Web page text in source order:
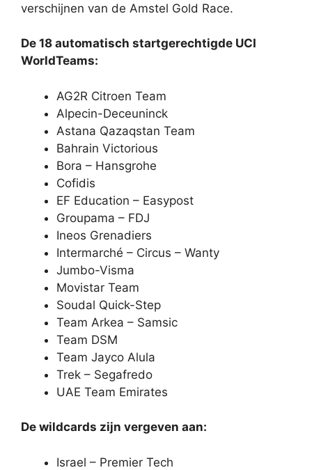
verschijnen van de Amstel Gold Race.
De 18 automatisch startgerechtigde UCI
WorldTeams:
AG2R Citroen Team
Alpecin-Deceuninck
Astana Qazaqstan Team
Bahrain Victorious
Bora – Hansgrohe
Cofidis
EF Education – Easypost
Groupama – FDJ
Ineos Grenadiers
Intermarché – Circus – Wanty
Jumbo-Visma
Movistar Team
Soudal Quick-Step
Team Arkea – Samsic
Team DSM
Team Jayco Alula
Trek – Segafredo
UAE Team Emirates
De wildcards zijn vergeven aan:
Israel – Premier Tech